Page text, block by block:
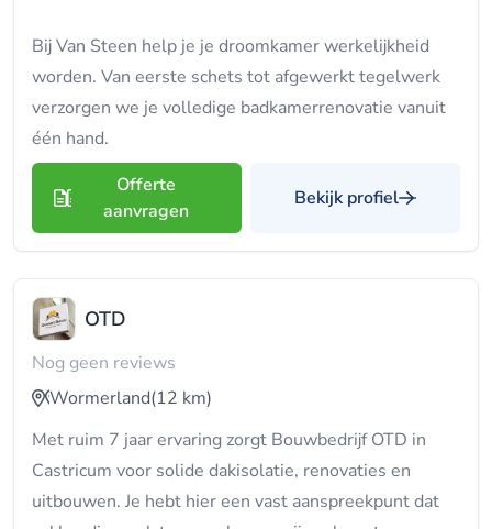
Bij Van Steen help je je droomkamer werkelijkheid
worden. Van eerste schets tot afgewerkt tegelwerk
verzorgen we je volledige badkamerrenovatie vanuit
één hand.
Offerte
aanvragen
Bekijk profiel
OTD
Nog geen reviews
Wormerland(12 km)
Met ruim 7 jaar ervaring zorgt Bouwbedrijf OTD in
Castricum voor solide dakisolatie, renovaties en
uitbouwen. Je hebt hier een vast aanspreekpunt dat